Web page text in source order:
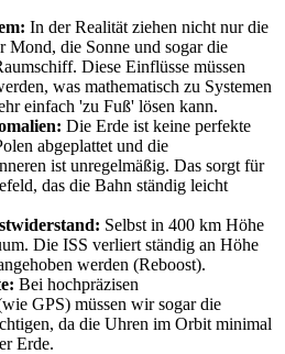
In der Realität ziehen nicht nur die
Mond, die Sonne und sogar die
Diese Einflüsse müssen
was mathematisch zu Systemen
einfach 'zu Fuß' lösen kann.
Die Erde ist keine perfekte
abgeplattet und die
ist unregelmäßig. Das sorgt für
das die Bahn ständig leicht
Selbst in 400 km Höhe
Die ISS verliert ständig an Höhe
werden (Reboost).
Bei hochpräzisen
GPS) müssen wir sogar die
da die Uhren im Orbit minimal
Erde.